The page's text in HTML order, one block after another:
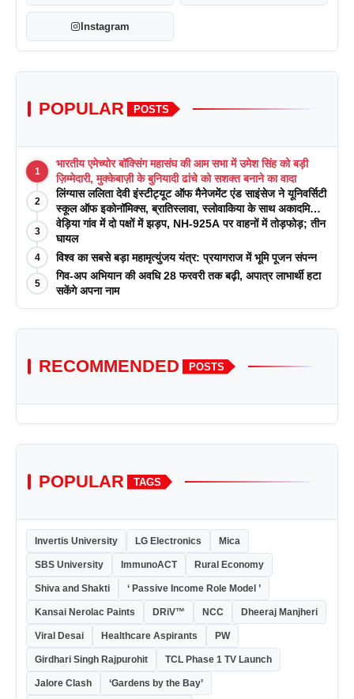
Instagram
POPULAR POSTS
1
भारतीय एमेच्योर बॉक्सिंग महासंघ की आम सभा में उमेश सिंह को बड़ी
ज़िम्मेदारी, मुक्केबाज़ी के बुनियादी ढांचे को सशक्त बनाने का वादा
2
लिंग्यास ललिता देवी इंस्टीट्यूट ऑफ मैनेजमेंट एंड साइंसेज ने यूनिवर्सिटी
स्कूल ऑफ इकोनॉमिक्स, ब्रातिस्लावा, स्लोवाकिया के साथ अकादमिक
पत्रिकाओं में प्रकाशन रणनीतियों पर एक दिवसीय कार्यशाला का
आयोजन किया
3
वेड़िया गांव में दो पक्षों में झड़प, NH-925A पर वाहनों में तोड़फोड़; तीन
घायल
4 विश्व का सबसे बड़ा महामृत्युंजय यंत्र: प्रयागराज में भूमि पूजन संपन्न
5
गिव-अप अभियान की अवधि 28 फरवरी तक बढ़ी, अपात्र लाभार्थी हटा
सकेंगे अपना नाम
RECOMMENDED POSTS
POPULAR TAGS
Invertis University LG Electronics Mica
SBS University ImmunoACT Rural Economy
Shiva and Shakti ‘ Passive Income Role Model ’
Kansai Nerolac Paints DRiV™ NCC Dheeraj Manjheri
Viral Desai Healthcare Aspirants PW
Girdhari Singh Rajpurohit TCL Phase 1 TV Launch
Jalore Clash ‘Gardens by the Bay’